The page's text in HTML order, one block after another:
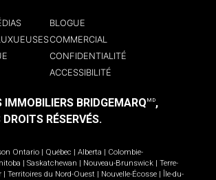
BLOGUE
COMMERCIAL
CONFIDENTIALITÉ
ACCESSIBILITÉ
IMMOBILIERS BRIDGEMARQ MD,
RÉSERVÉS.
Ontario Québec Alberta
Colombie-
Saskatchewan Nouveau-Brunswick
Terre-
Territoires du Nord-Ouest Nouvelle-Écosse
Île-du-